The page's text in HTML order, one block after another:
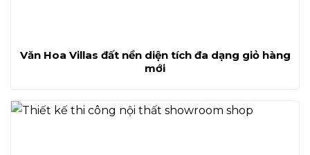
Văn Hoa Villas đất nền diện tích đa dạng giỏ hàng
mới